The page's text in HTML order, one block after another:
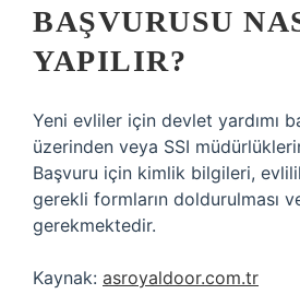
BAŞVURUSU
YAPILIR?
Yeni evliler için devlet yardımı
üzerinden veya SSI
Başvuru için kimlik bilgileri,
gerekli formların doldurulması
gerekmektedir.
Kaynak: asroyaldoor.com.tr